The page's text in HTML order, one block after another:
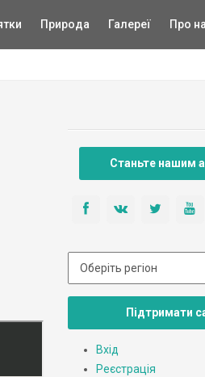
Природа Галереї Про
Станьте нашим
Підтримати
Вхід
Реєстрація